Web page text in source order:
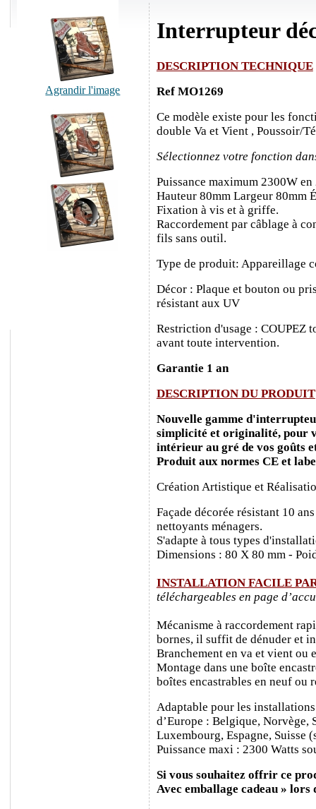
Agrandir l'image
Interrupteur
DESCRIPTION TECHNIQUE
Ref MO1269
Ce modèle existe pour les
double Va et Vient , Poussoir/
Sélectionnez votre fonction
Puissance maximum 2300W
Hauteur 80mm Largeur 80mm
Fixation à vis et à griffe.
Raccordement par câblage à
fils sans outil.
Type de produit: Appareillage
Décor : Plaque et bouton ou
résistant aux UV
Restriction d'usage : COUPEZ
avant toute intervention.
Garantie 1 an
DESCRIPTION DU PRODUIT
Nouvelle gamme
simplicité et originalité, pour
intérieur au gré de vos goûts
Produit aux normes CE et
Création Artistique et
Façade décorée résistant 10
nettoyants ménagers.
S'adapte à tous types
Dimensions : 80 X 80 mm -
INSTALLATION FACILE
téléchargeables en page
Mécanisme à raccordement
bornes, il suffit de dénuder et
Branchement en va et vient ou
Montage dans une boîte
boîtes encastrables en neuf ou
Adaptable pour les
d’Europe : Belgique, Norvège,
Luxembourg, Espagne, Suisse
Puissance maxi : 2300 Watts
Si vous souhaitez offrir ce
Avec emballage cadeau » lors